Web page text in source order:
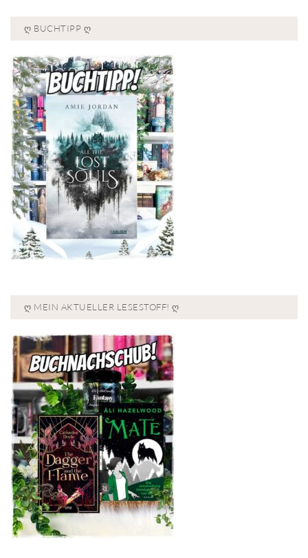
Ღ BUCHTIPP Ღ
Ღ MEIN AKTUELLER LESESTOFF! Ღ